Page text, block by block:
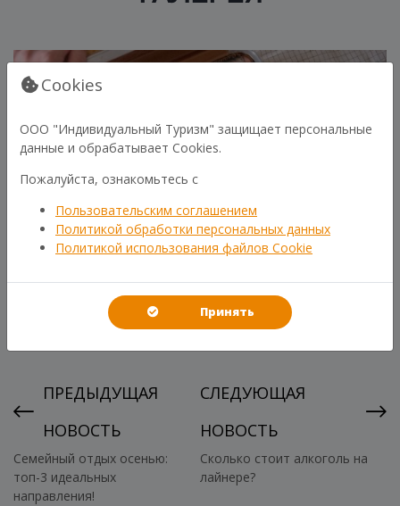
ПРЕДЫДУЩАЯ
НОВОСТЬ
Семейный отдых осенью:
топ-3 идеальных
направления!
СЛЕДУЮЩАЯ
НОВОСТЬ
Сколько стоит алкоголь на
лайнере?
Cookies
ООО "Индивидуальный Туризм" защищает персональные
данные и обрабатывает Cookies.
Пожалуйста, ознакомьтесь с
Пользовательским соглашением
Политикой обработки персональных данных
Политикой использования файлов Cookie
Принять